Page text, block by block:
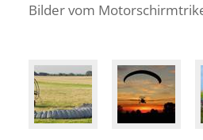
Bilder vom